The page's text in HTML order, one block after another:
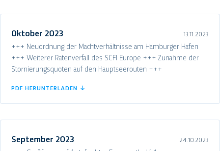
Oktober 2023 13.11.2023
+++ Neuordnung der Machtverhältnisse am Hamburger Hafen
+++ Weiterer Ratenverfall des SCFI Europe +++ Zunahme der
Stornierungsquoten auf den Hauptseerouten +++
PDF HERUNTERLADEN ↓
September 2023 24.10.2023